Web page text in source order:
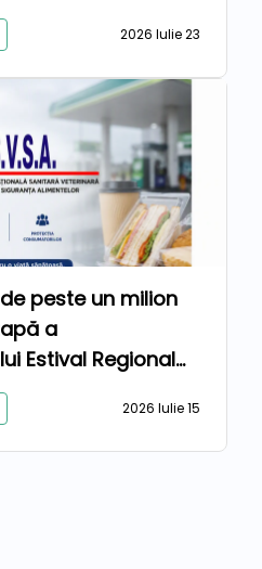
nereguli
2026 Iulie 23
de peste un milion
a
Estival Regional
2026 Iulie 15